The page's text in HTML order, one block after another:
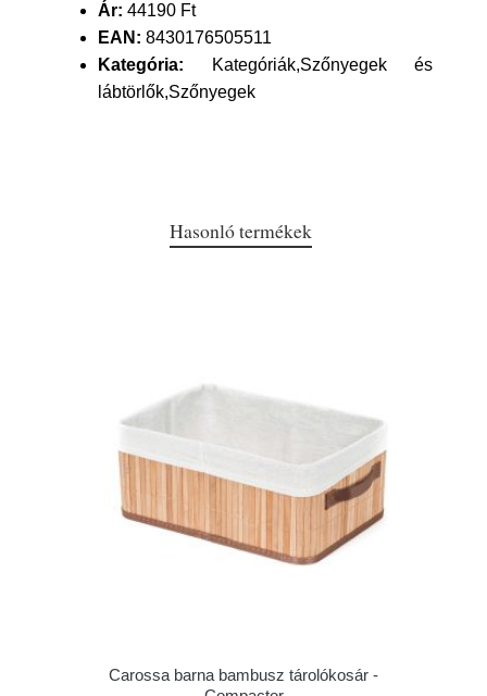
Ár: 44190 Ft
EAN: 8430176505511
Kategória: Kategóriák,Szőnyegek és
lábtörlők,Szőnyegek
Hasonló termékek
Carossa barna bambusz tárolókosár -